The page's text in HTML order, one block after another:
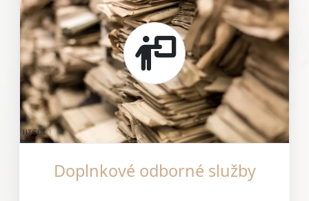
Doplnkové odborné služby